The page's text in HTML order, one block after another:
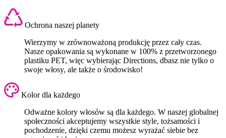
Ochrona naszej planety
Wierzymy w zrównoważoną produkcję przez cały czas.
Nasze opakowania są wykonane w 100% z przetworzonego
plastiku PET, więc wybierając Directions, dbasz nie tylko o
swoje włosy, ale także o środowisko!
Kolor dla każdego
Odważne kolory włosów są dla każdego. W naszej globalnej
społeczności akceptujemy wszystkie style, tożsamości i
pochodzenie, dzięki czemu możesz wyrażać siebie bez